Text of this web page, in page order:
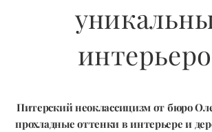
Питерский неоклассицизм от бюро
прохладные оттенки в интерьере и